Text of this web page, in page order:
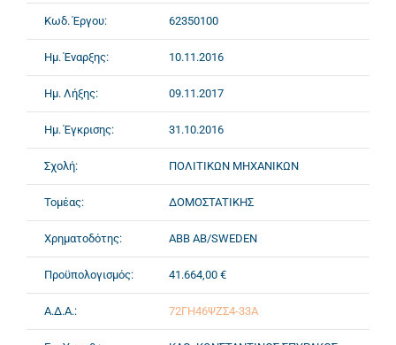
Κωδ. Έργου: 62350100
Ημ. Έναρξης: 10.11.2016
Ημ. Λήξης: 09.11.2017
Ημ. Έγκρισης: 31.10.2016
Σχολή: ΠΟΛΙΤΙΚΩΝ ΜΗΧΑΝΙΚΩΝ
Τομέας: ΔΟΜΟΣΤΑΤΙΚΗΣ
Χρηματοδότης: ABB AB/SWEDEN
Προϋπολογισμός: 41.664,00 €
Α.Δ.Α.: 72ΓΗ46ΨΖΣ4-33Α